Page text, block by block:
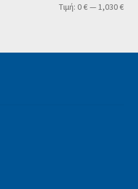
Τιμή: 0 €—1,030 €